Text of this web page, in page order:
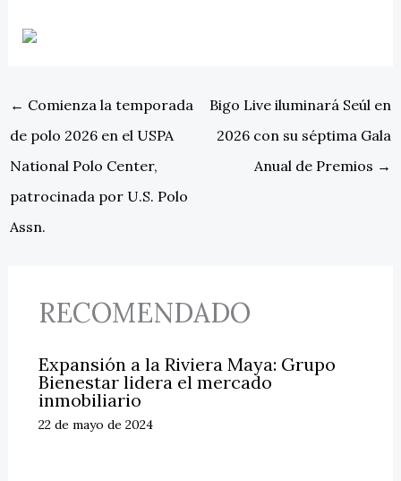
← Comienza la temporada
de polo 2026 en el USPA
National Polo Center,
patrocinada por U.S. Polo
Assn.
Bigo Live iluminará Seúl en
2026 con su séptima Gala
Anual de Premios →
RECOMENDADO
Expansión a la Riviera Maya: Grupo
Bienestar lidera el mercado
inmobiliario
22 de mayo de 2024